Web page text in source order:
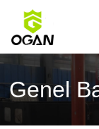
Genel